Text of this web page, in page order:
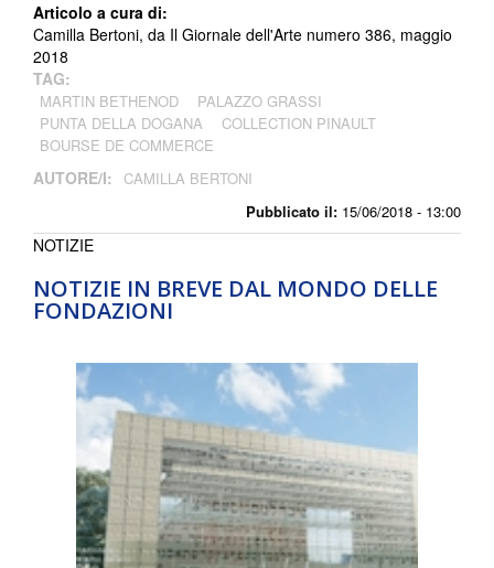
Pubblicato il: 15/06/2018 - 13:00
Articolo a cura di:
Camilla Bertoni, da Il Giornale dell'Arte numero 386, maggio
2018
TAG:
MARTIN BETHENOD
PALAZZO GRASSI
PUNTA DELLA DOGANA
COLLECTION PINAULT
BOURSE DE COMMERCE
AUTORE/I: CAMILLA BERTONI
NOTIZIE IN BREVE DAL MONDO DELLE
FONDAZIONI
NOTIZIE